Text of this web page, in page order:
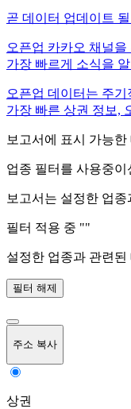
곧 데이터 업데이트
오픈업 카카오 채널을
가장 빠르게 소식을
오픈업 데이터는 주
가장 빠른 상권 정보,
보고서에 표시 가능
업종 필터를 사용중이
보고서는 설정한 업
필터 적용 중 ""
설정한 업종과 관련
필터 해제
주소 복사
상권